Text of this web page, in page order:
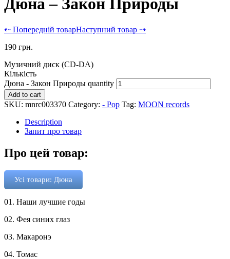
Дюна – Закон Природы
⇠ Попередній товарНаступний товар ⇢
190 грн.
Музичний диск (CD-DA)
Кількість
Дюна - Закон Природы quantity
Add to cart
SKU: mnrc003370 Category: - Pop Tag: MOON records
Description
Запит про товар
Про цей товар:
Усі товари: Дюна
01. Наши лучшие годы
02. Фея синих глаз
03. Макаронэ
04. Томас